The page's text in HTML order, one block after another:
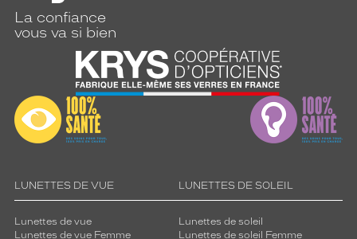
La confiance
vous va si bien
LUNETTES DE VUE
Lunettes de vue
Lunettes de vue Femme
LUNETTES DE SOLEIL
Lunettes de soleil
Lunettes de soleil Femme